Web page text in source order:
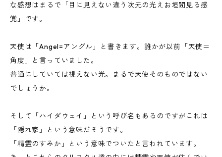
な感想はまるで「目に見えない違う次元の光えお垣間見る感
覚」です。
天使は「Angel=アングル」と書きます。誰かが以前「天使＝
角度」と言っていました。
普通にしていては視えない光。まるで天使そのものではない
でしょうか。
そして「ハイダウェイ」という呼び名もあるのですがこれは
「隠れ家」という意味だそうです。
「精霊のすみか」という意味でついたと言われています。